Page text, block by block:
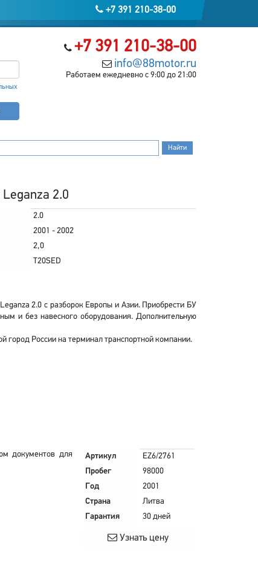
+7 391 210-38-00
+7 391 210-38-00
info@88motor.ru
Работаем ежедневно с 9:00 до 21:00
2.0
2.0
2001 - 2002
2,0
T20SED
2.0 с разборок Европы и Азии. Приобрести БУ
и без навесного оборудования. Дополнительную
город России на терминал транспортной компании.
документов для
Артикул
EZ6/2761
Пробег
98000
Год
2001
Страна
Литва
Гарантия
30 дней
Узнать цену